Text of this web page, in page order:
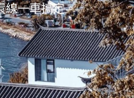
線一車搞定。